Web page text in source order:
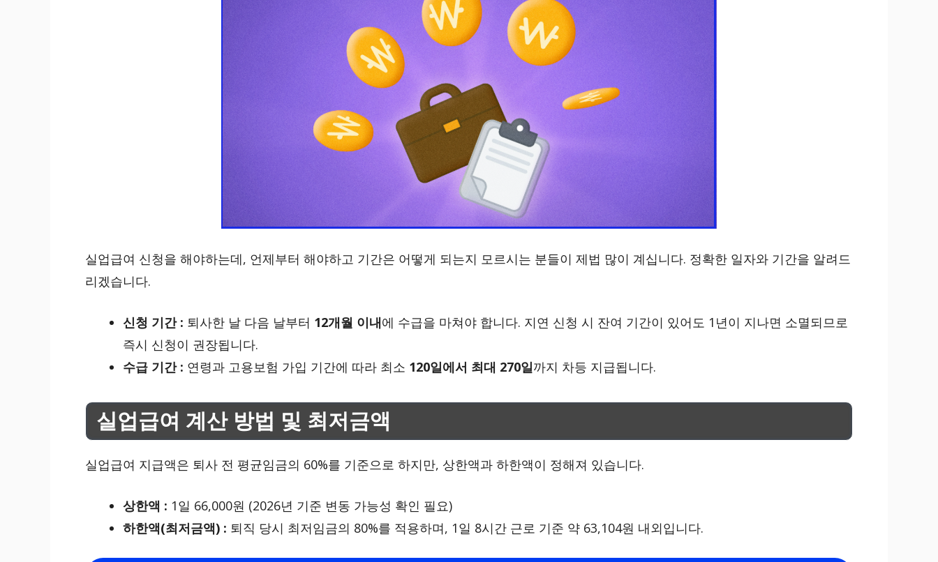
실업급여 신청을 해야하는데, 언제부터 해야하고 기간은 어떻게 되는지 모르시는 분들이 제법 많이 계십니다. 정확한 일자와 기간을 알려드
리겠습니다.
신청 기간 : 퇴사한 날 다음 날부터 12개월 이내에 수급을 마쳐야 합니다. 지연 신청 시 잔여 기간이 있어도 1년이 지나면 소멸되므로
즉시 신청이 권장됩니다.
수급 기간 : 연령과 고용보험 가입 기간에 따라 최소 120일에서 최대 270일까지 차등 지급됩니다.
실업급여 계산 방법 및 최저금액
실업급여 지급액은 퇴사 전 평균임금의 60%를 기준으로 하지만, 상한액과 하한액이 정해져 있습니다.
상한액 : 1일 66,000원 (2026년 기준 변동 가능성 확인 필요)
하한액(최저금액) : 퇴직 당시 최저임금의 80%를 적용하며, 1일 8시간 근로 기준 약 63,104원 내외입니다.